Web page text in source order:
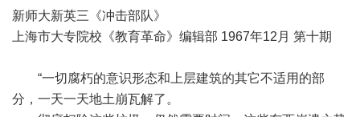
新师大新英三《冲击部队》
上海市大专院校《教育革命》编辑部 1967年12月 第十期
“一切腐朽的意识形态和上层建筑的其它不适用的部
分，一天一天地土崩瓦解了。